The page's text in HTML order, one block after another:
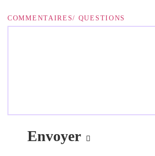
COMMENTAIRES/ QUESTIONS